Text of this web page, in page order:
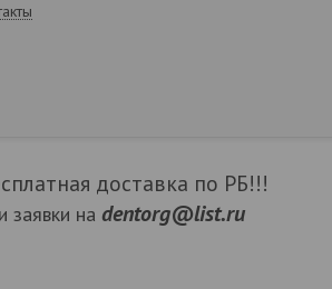
доставка по РБ!!!
заявки на dentorg@list.ru